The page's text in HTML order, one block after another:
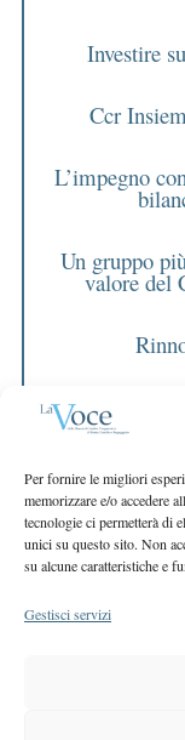
Per fornire le migliori
memorizzare e/o accedere
tecnologie ci permetterà di
unici su questo sito. Non
su alcune caratteristiche e
Gestisci servizi
Investire
Ccr
L’impegno
Un gruppo
valore del
Bilancio
COPYRIGHT